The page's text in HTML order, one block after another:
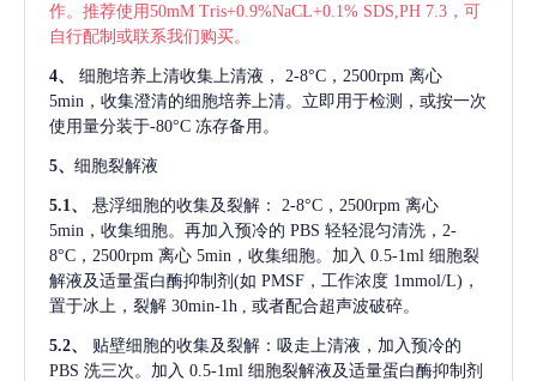
作。推荐使用50mM Tris+0.9%NaCL+0.1% SDS,PH 7.3，可
自行配制或联系我们购买。
4、 细胞培养上清收集上清液，
2-8°C，2500rpm 离心
5min，收集澄清的细胞培养上清。立即用于检测，或按一次
使用量分装于-80°C 冻存备用。
5、 细胞裂解液
5.1、 悬浮细胞的收集及裂解：
2-8°C，2500rpm 离心
5min，收集细胞。再加入预冷的 PBS 轻轻混匀清洗，2-
8°C，2500rpm 离心 5min，收集细胞。加入 0.5-1ml 细胞裂
解液及适量蛋白酶抑制剂(如 PMSF，工作浓度 1mmol/L)，
置于冰上，裂解 30min-1h , 或者配合超声波破碎。
5.2、
贴壁细胞的收集及裂解：吸走上清液，加入预冷的
PBS 洗三次。加入 0.5-1ml 细胞裂解液及适量蛋白酶抑制剂